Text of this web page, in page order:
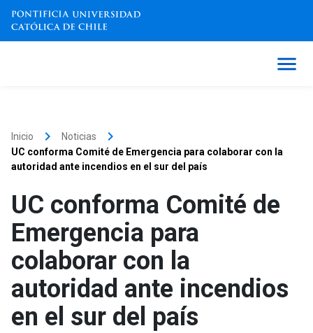
Inicio keyboard_arrow_right Noticias keyboard_arrow_right
UC conforma Comité de Emergencia para colaborar con la
autoridad ante incendios en el sur del país
UC conforma Comité de
Emergencia para
colaborar con la
autoridad ante incendios
en el sur del país